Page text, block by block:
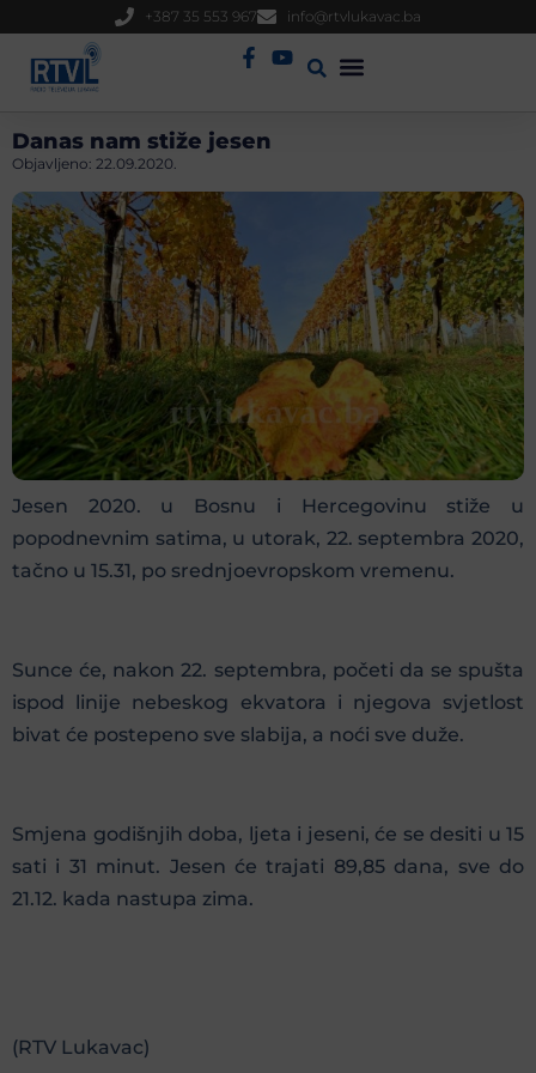
+387 35 553 967 info@rtvlukavac.ba
Danas nam stiže jesen
Objavljeno: 22.09.2020.
Jesen 2020. u Bosnu i Hercegovinu stiže u
popodnevnim satima, u utorak, 22. septembra 2020,
tačno u 15.31, po srednjoevropskom vremenu.
Sunce će, nakon 22. septembra, početi da se spušta
ispod linije nebeskog ekvatora i njegova svjetlost
bivat će postepeno sve slabija, a noći sve duže.
Smjena godišnjih doba, ljeta i jeseni, će se desiti u 15
sati i 31 minut. Jesen će trajati 89,85 dana, sve do
21.12. kada nastupa zima.
(RTV Lukavac)